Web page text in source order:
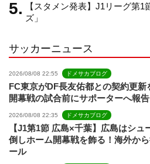
【スタメン発表】J1リーグ第
ズ」
サッカーニュース
2026/08/08 22:55 ドメサカブログ
FC東京がDF長友佑都との契約更
開幕戦の試合前にサポーターへ報告
2026/08/08 22:35 ドメサカブログ
【J1第1節 広島×千葉】広島はシ
倒しホーム開幕戦を飾る！海外か
ール